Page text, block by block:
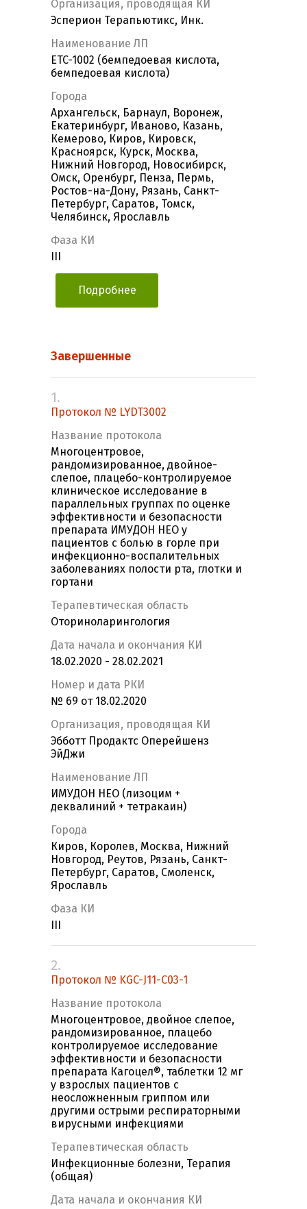
Организация, проводящая КИ
Эсперион Терапьютикс, Инк.
Наименование ЛП
ETC-1002 (бемпедоевая кислота,
бемпедоевая кислота)
Города
Архангельск, Барнаул, Воронеж,
Екатеринбург, Иваново, Казань,
Кемерово, Киров, Кировск,
Красноярск, Курск, Москва,
Нижний Новгород, Новосибирск,
Омск, Оренбург, Пенза, Пермь,
Ростов-на-Дону, Рязань, Санкт-
Петербург, Саратов, Томск,
Челябинск, Ярославль
Фаза КИ
Подробнее
Завершенные
1.
Протокол № LYDT3002
Название протокола
Многоцентровое,
рандомизированное, двойное-
слепое, плацебо-контролируемое
клиническое исследование в
параллельных группах по оценке
эффективности и безопасности
препарата ИМУДОН НЕО у
пациентов c болью в горле при
инфекционно-воспалительных
заболеваниях полости рта, глотки и
гортани
Терапевтическая область
Оториноларингология
Дата начала и окончания КИ
18.02.2020 - 28.02.2021
Номер и дата РКИ
№ 69 от 18.02.2020
Организация, проводящая КИ
Эбботт Продактс Оперейшенз
ЭйДжи
Наименование ЛП
ИМУДОН НЕО (лизоцим +
деквалиний + тетракаин)
Города
Киров, Королев, Москва, Нижний
Новгород, Реутов, Рязань, Санкт-
Петербург, Саратов, Смоленск,
Ярославль
Фаза КИ
2.
Протокол № KGC-J11-C03-1
Название протокола
Многоцентровое, двойное слепое,
рандомизированное, плацебо
контролируемое исследование
эффективности и безопасности
препарата Кагоцел®, таблетки 12 мг
у взрослых пациентов с
неосложненным гриппом или
другими острыми респираторными
вирусными инфекциями
Терапевтическая область
Инфекционные болезни, Терапия
(общая)
Дата начала и окончания КИ